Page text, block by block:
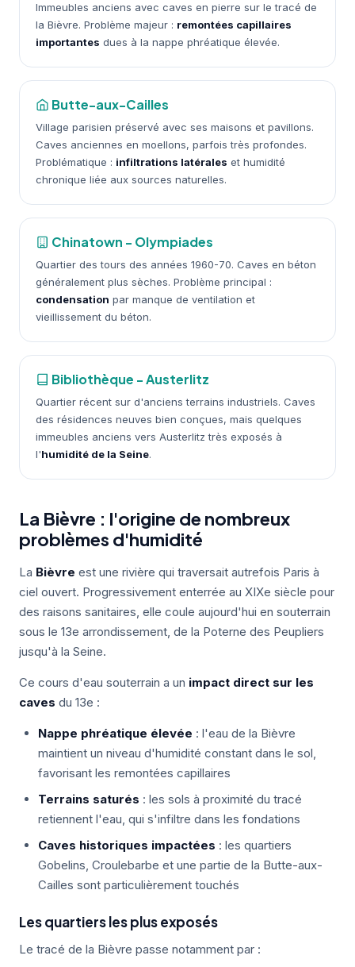
Immeubles anciens avec caves en pierre sur le tracé de
la Bièvre. Problème majeur : remontées capillaires
importantes dues à la nappe phréatique élevée.
Butte-aux-Cailles
Village parisien préservé avec ses maisons et pavillons.
Caves anciennes en moellons, parfois très profondes.
Problématique : infiltrations latérales et humidité
chronique liée aux sources naturelles.
Chinatown - Olympiades
Quartier des tours des années 1960-70. Caves en béton
généralement plus sèches. Problème principal :
condensation par manque de ventilation et
vieillissement du béton.
Bibliothèque - Austerlitz
Quartier récent sur d'anciens terrains industriels. Caves
des résidences neuves bien conçues, mais quelques
immeubles anciens vers Austerlitz très exposés à
l'humidité de la Seine.
La Bièvre : l'origine de nombreux
problèmes d'humidité
La Bièvre est une rivière qui traversait autrefois Paris à
ciel ouvert. Progressivement enterrée au XIXe siècle pour
des raisons sanitaires, elle coule aujourd'hui en souterrain
sous le 13e arrondissement, de la Poterne des Peupliers
jusqu'à la Seine.
Ce cours d'eau souterrain a un impact direct sur les
caves du 13e :
Nappe phréatique élevée : l'eau de la Bièvre
maintient un niveau d'humidité constant dans le sol,
favorisant les remontées capillaires
Terrains saturés : les sols à proximité du tracé
retiennent l'eau, qui s'infiltre dans les fondations
Caves historiques impactées : les quartiers
Gobelins, Croulebarbe et une partie de la Butte-aux-
Cailles sont particulièrement touchés
Les quartiers les plus exposés
Le tracé de la Bièvre passe notamment par :